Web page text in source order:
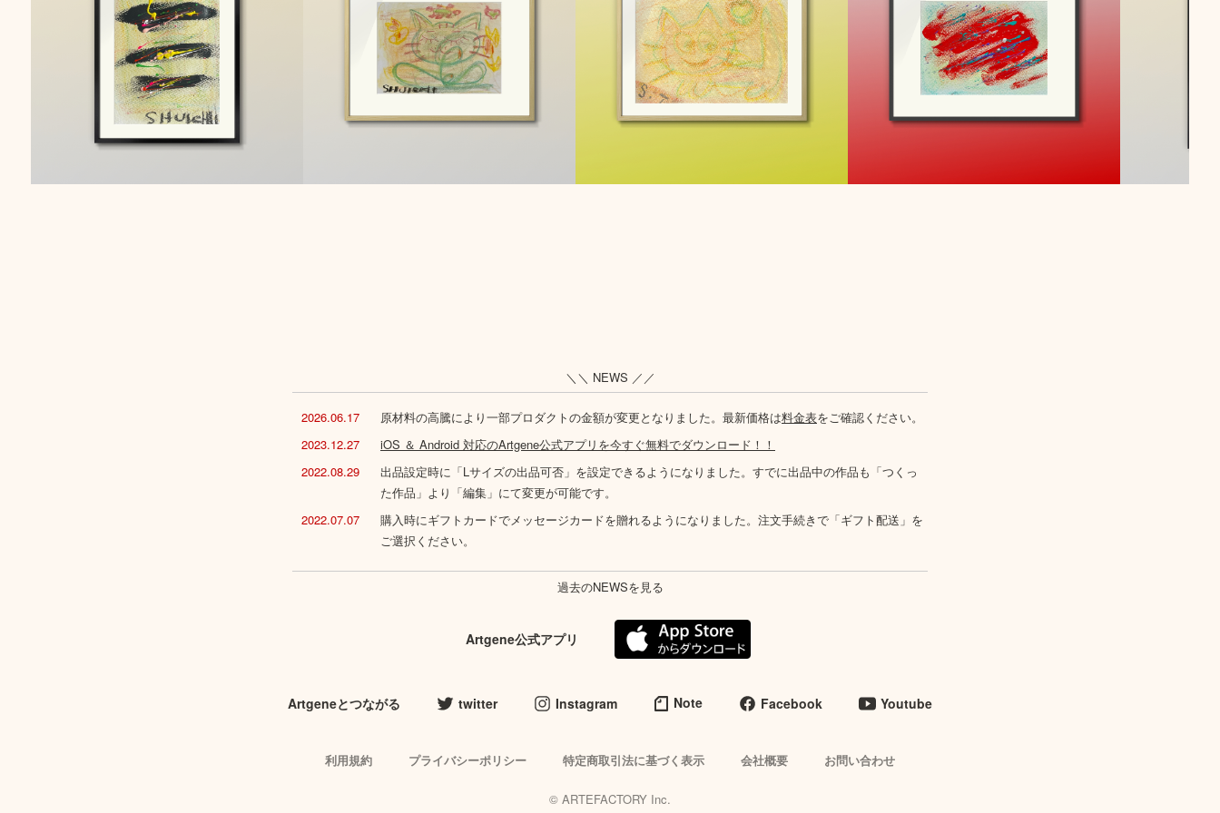
＼＼ NEWS ／／
2026.06.17 原材料の高騰により一部プロダクトの金額が変更となりました。最新価格は料金表をご確認ください。
2023.12.27
iOS ＆ Android 対応のArtgene公式アプリを今すぐ無料でダウンロード！！
2022.08.29
出品設定時に「Lサイズの出品可否」を設定できるようになりました。すでに出品中の作品も「つくっ
た作品」より「編集」にて変更が可能です。
2022.07.07
購入時にギフトカードでメッセージカードを贈れるようになりました。注文手続きで「ギフト配送」を
ご選択ください。
過去のNEWSを見る
Artgene公式アプリ
Artgeneとつながる twitter Instagram Note Facebook Youtube
利用規約 プライバシーポリシー 特定商取引法に基づく表示 会社概要 お問い合わせ
© ARTEFACTORY Inc.